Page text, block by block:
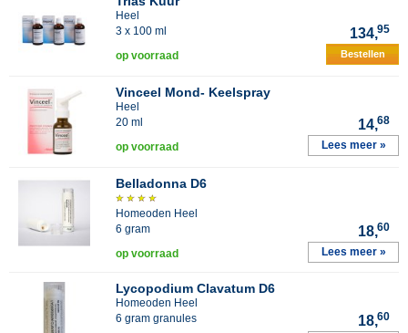
Heel
3 x 100 ml
134,95
op voorraad Bestellen
Vinceel Mond- Keelspray
Heel
20 ml
14,68
op voorraad Lees meer »
Belladonna D6
Homeoden Heel
6 gram
18,60
op voorraad Lees meer »
Lycopodium Clavatum D6
Homeoden Heel
6 gram granules
18,60